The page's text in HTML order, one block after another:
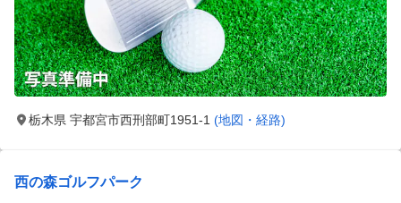
栃木県 宇都宮市西刑部町1951-1 (地図・経路)
西の森ゴルフパーク